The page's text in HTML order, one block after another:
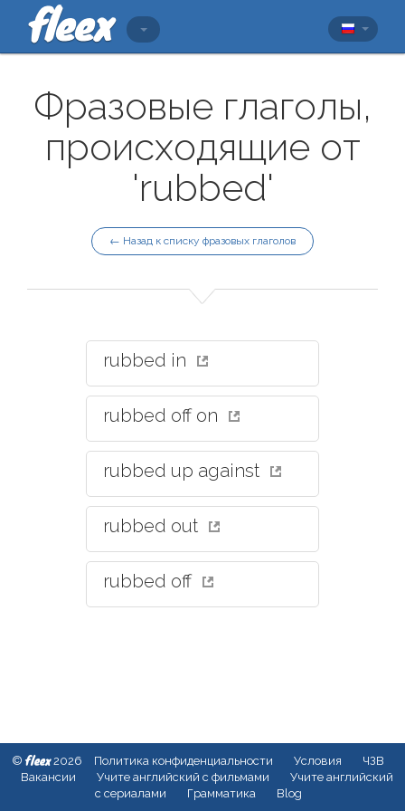
Фразовые глаголы,
происходящие от
'rubbed'
← Назад к списку фразовых глаголов
rubbed in
rubbed off on
rubbed up against
rubbed out
rubbed off
© fleex2026 Политика конфиденциальности Условия
ЧЗВ
Вакансии
Учите английский с фильмами
Учите английский
с сериалами
Грамматика Blog